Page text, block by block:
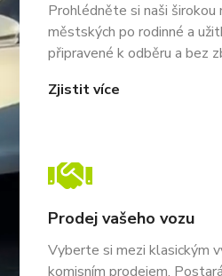
Prohlédněte si naši širokou
městských po rodinné a
připravené k odběru a bez
Zjistit více

Prodej vašeho vozu
Vyberte si mezi klasickým
komisním prodejem.